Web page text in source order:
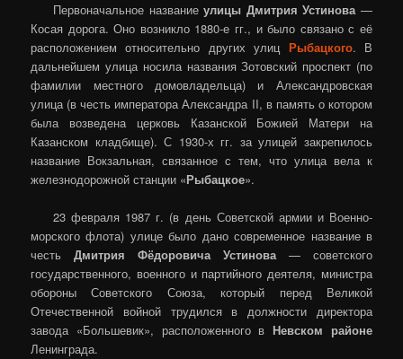
Первоначальное названиеулицы Дмитрия Устинова—
Косая дорога. Оно возникло 1880-е гг., и было связано с её
расположением относительно других улиц Рыбацкого. В
дальнейшем улица носила названия Зотовский проспект (по
фамилии местного домовладельца) и Александровская
улица (в честь императора Александра II, в память о котором
была возведена церковь Казанской Божией Матери на
Казанском кладбище). С 1930-х гг. за улицей закрепилось
название Вокзальная, связанное с тем, что улица вела к
железнодорожной станции «Рыбацкое».
23 февраля 1987 г. (в день Советской армии и Военно-
морского флота) улице было дано современное название в
честьДмитрия Фёдоровича Устинова— советского
государственного, военного и партийного деятеля, министра
обороны Советского Союза, который перед Великой
Отечественной войной трудился в должности директора
завода «Большевик», расположенного в Невском районе
Ленинграда.